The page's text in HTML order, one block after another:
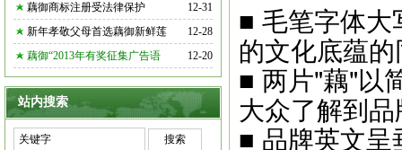
12-31
藕御商标注册受法律保护
12-28
新年孝敬父母首选藕御新鲜莲
12-20
藕御“2013年有奖征集广告语
站内搜索
■ 毛笔字体
的文化底蕴
■ 两片"藕"以
大众了解到
■ 品牌英文